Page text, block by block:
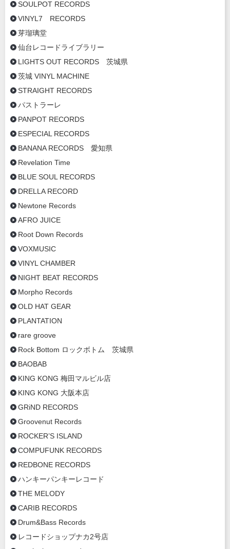
SOULPOT RECORDS
VINYL7 RECORDS
芽瑠璃堂
仙台レコードライブラリー
LIGHTS OUT RECORDS 茨城県
茨城 VINYL MACHINE
STRAIGHT RECORDS
パストラーレ
PANPOT RECORDS
ESPECIAL RECORDS
BANANA RECORDS 愛知県
Revelation Time
BLUE SOUL RECORDS
DRELLA RECORD
Newtone Records
AFRO JUICE
Root Down Records
VOXMUSIC
VINYL CHAMBER
NIGHT BEAT RECORDS
Morpho Records
OLD HAT GEAR
PLANTATION
rare groove
Rock Bottom ロックボトム 茨城県
BAOBAB
KING KONG 梅田マルビル店
KING KONG 大阪本店
GRiND RECORDS
Groovenut Records
ROCKER’S ISLAND
COMPUFUNK RECORDS
REDBONE RECORDS
ハンキーパンキーレコード
THE MELODY
CARIB RECORDS
Drum&Bass Records
レコードショップナカ2号店